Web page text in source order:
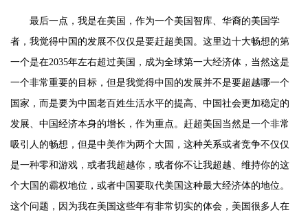
最后一点，我是在美国，作为一个美国智库、华裔的美国学
者，我觉得中国的发展不仅仅是要赶超美国。这里边十大畅想的第
一个是在2035年左右超过美国，成为全球第一大经济体，当然这是
一个非常重要的目标，但是我觉得中国的发展并不是要超越哪一个
国家，而是要为中国老百姓生活水平的提高、中国社会更加稳定的
发展、中国经济本身的增长，作为重点。赶超美国当然是一个非常
吸引人的畅想，但是中美作为两个大国，这种关系或者竞争不仅仅
是一种零和游戏，或者我超越你，或者你不让我超越、维持你的这
个大国的霸权地位，或者中国要取代美国这种最大经济体的地位。
这个问题，因为我在美国这些年有非常切实的体会，美国很多人在